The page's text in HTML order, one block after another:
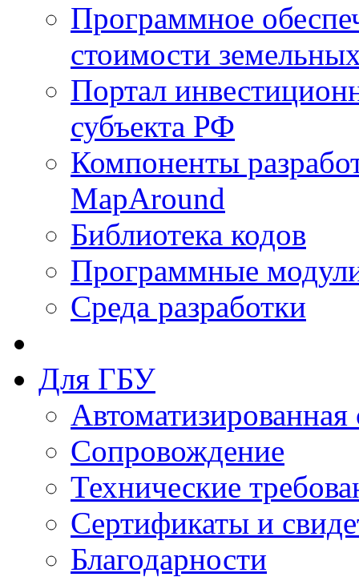
Программное
стоимости
Портал
субъекта РФ
Компоненты
MapAround
Библиотека кодов
Программные
Среда разработки
Для ГБУ
Сопровождение
Технические
Сертификаты и
Благодарности